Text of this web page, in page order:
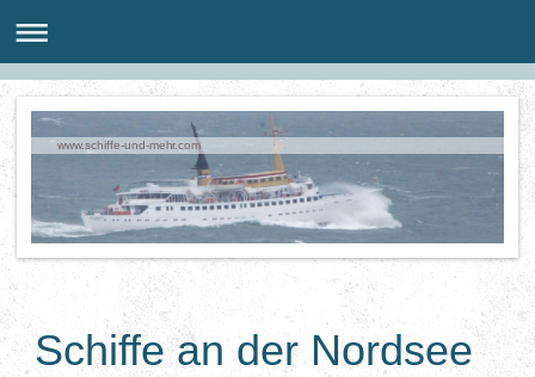
www.schiffe-und-mehr.com
Schiffe an der Nordsee